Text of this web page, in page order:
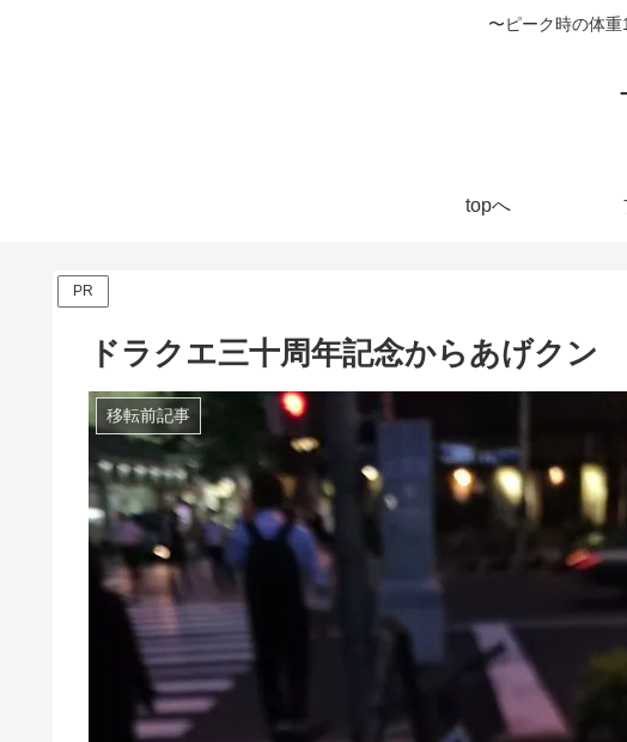
〜ピーク時の体
topへ
PR
ドラクエ三十周年記念からあげクン
移転前記事